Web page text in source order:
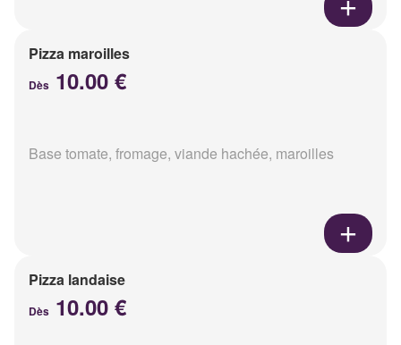
Pizza maroilles
Dès 10.00 €
Base tomate, fromage, viande hachée, maroilles
Pizza landaise
Dès 10.00 €